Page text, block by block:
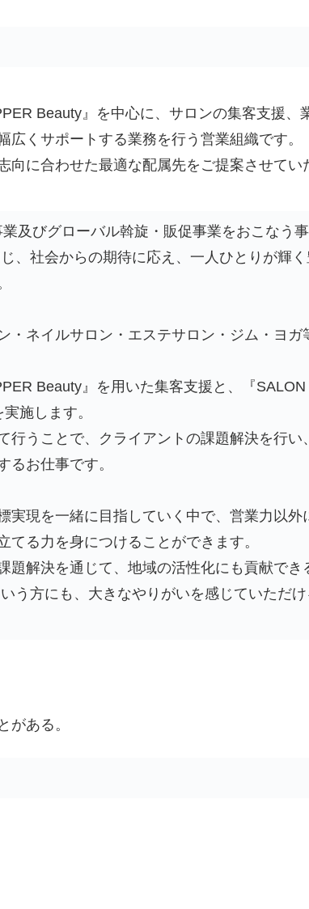
Beauty』を中心に、サロンの集客支援、
広くサポートする業務を行う営業組織です。
に合わせた最適な配属先をご提案させてい
及びグローバル斡旋・販促事業をおこなう
、社会からの期待に応え、一人ひとりが輝
・ネイルサロン・エステサロン・ジム・ヨガ
Beauty』を用いた集客支援と、『SALON
施します。
行うことで、クライアントの課題解決を行い、
るお仕事です。
実現を一緒に目指していく中で、営業力以外
てる力を身につけることができます。
題解決を通じて、地域の活性化にも貢献でき
う方にも、大きなやりがいを感じていただ
がある。